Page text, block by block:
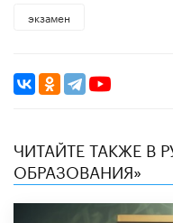
экзамен
ЧИТАЙТЕ ТАКЖЕ В
ОБРАЗОВАНИЯ»